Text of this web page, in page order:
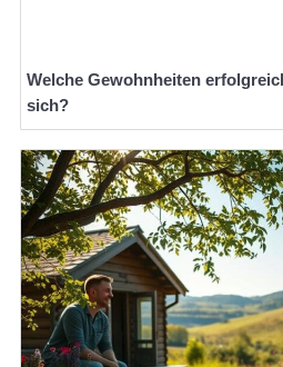
Welche Gewohnheiten
sich?